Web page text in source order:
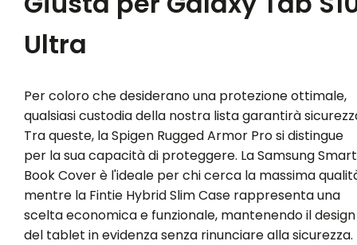
Ultra
Per coloro che desiderano una protezione ottimale,
qualsiasi custodia della nostra lista garantirà
Tra queste, la Spigen Rugged Armor Pro si distingue
per la sua capacità di proteggere. La Samsung Smart
Book Cover è l'ideale per chi cerca la massima
mentre la Fintie Hybrid Slim Case rappresenta una
scelta economica e funzionale, mantenendo il design
del tablet in evidenza senza rinunciare alla sicurezza.